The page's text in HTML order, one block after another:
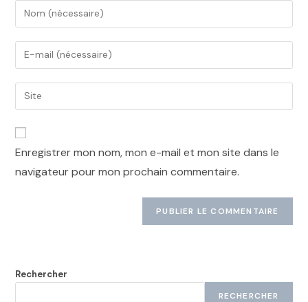
Enregistrer mon nom, mon e-mail et mon site dans le
navigateur pour mon prochain commentaire.
Rechercher
RECHERCHER